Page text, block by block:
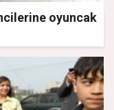
oyuncak